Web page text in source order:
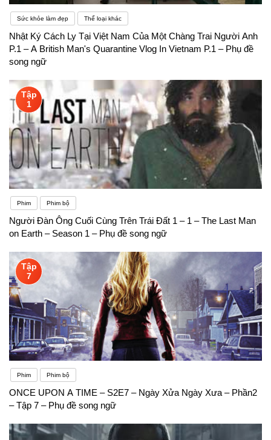
Sức khỏe làm đẹp Thể loại khác
Nhật Ký Cách Ly Tại Việt Nam Của Một Chàng Trai Người Anh
P.1 – A British Man's Quarantine Vlog In Vietnam P.1 – Phụ đề
song ngữ
Tập
1
Phim Phim bộ
Người Đàn Ông Cuối Cùng Trên Trái Đất 1 – 1 – The Last Man
on Earth – Season 1 – Phụ đề song ngữ
Tập
7
Phim Phim bộ
ONCE UPON A TIME – S2E7 – Ngày Xửa Ngày Xưa – Phần2
– Tập 7 – Phụ đề song ngữ